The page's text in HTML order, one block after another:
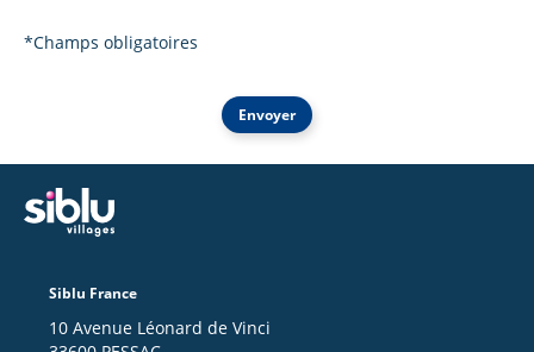
*Champs obligatoires
Envoyer
Siblu France
10 Avenue Léonard de Vinci